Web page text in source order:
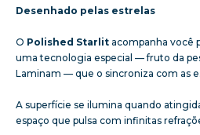
Desenhado pelas estrelas
O Polished Starlit acompanha você
uma tecnologia especial — fruto da
Laminam — que o sincroniza com as
A superfície se ilumina quando
espaço que pulsa com infinitas